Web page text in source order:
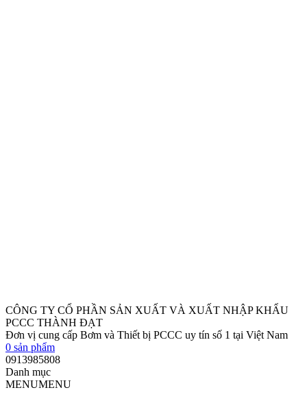
CÔNG TY CỔ PHẦN SẢN XUẤT VÀ XUẤT NHẬP KHẨU
PCCC THÀNH ĐẠT
Đơn vị cung cấp Bơm và Thiết bị PCCC uy tín số 1 tại Việt Nam
0 sản phẩm
0913985808
Danh mục
MENUMENU